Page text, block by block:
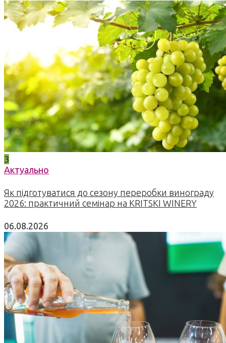
3
Актуально
Як підготуватися до сезону переробки винограду
2026: практичний семінар на KRITSKI WINERY
06.08.2026